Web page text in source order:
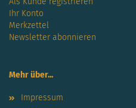
Ihr Konto
Merkzettel
Newsletter abonnieren
Mehr über...
Impressum